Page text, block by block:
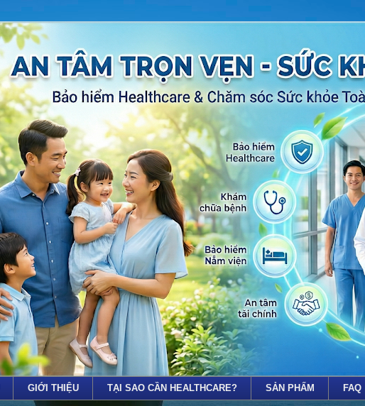
GIỚI THIỆU TẠI SAO CẦN HEALTHCARE? SẢN PHẤM FAQ